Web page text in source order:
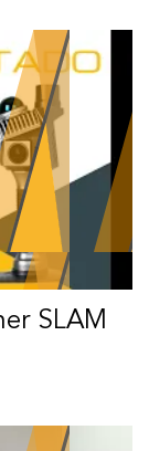
SLAM